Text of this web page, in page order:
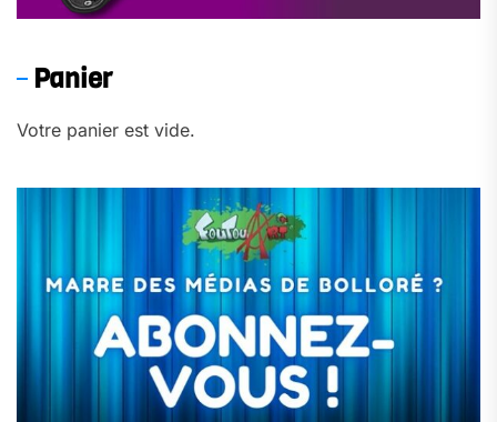
Panier
Votre panier est vide.